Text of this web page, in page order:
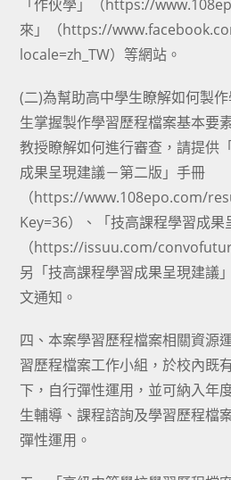
「作伙學」（https://
來」（https://
locale=zh_TW）等網站。
(二)為幫助高中學生瞭解如何製
生掌握製作學習歷程檔案基本要
教授瞭解如何進行審查，請提供
成果呈現建議－第二版」手冊
（https://www.108epo.com/
Key=36）、「技高課程學習成果
（https://issuu.com/
另「技高課程學習成果呈現建議
文通知。
四、本案學習歷程檔案相關資源
習歷程檔案工作小組，於校內既
下，自行彈性運用，並可納入年
生輔導、課程諮詢及學習歷程檔
彈性運用。